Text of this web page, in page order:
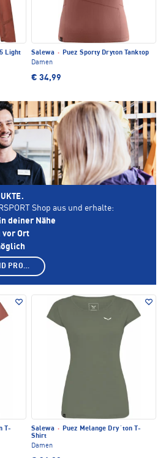
Light
Salewa ·
Puez Sporty Dryton Tanktop
Damen
€ 34,99
T-
Salewa · Puez Melange Dry´ton T-
Shirt
Damen
Shop aus und erhalte:
deiner Nähe
vor Ort
SHOP AUSWÄHLEN UND PRODUKTE ANZEIGEN